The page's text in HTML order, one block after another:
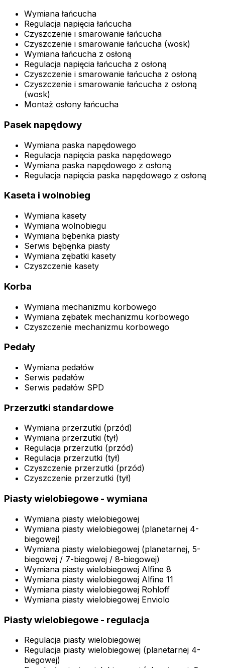
Wymiana łańcucha
Regulacja napięcia łańcucha
Czyszczenie i smarowanie łańcucha
Czyszczenie i smarowanie łańcucha (wosk)
Wymiana łańcucha z osłoną
Regulacja napięcia łańcucha z osłoną
Czyszczenie i smarowanie łańcucha z osłoną
Czyszczenie i smarowanie łańcucha z osłoną
(wosk)
Montaż osłony łańcucha
Pasek napędowy
Wymiana paska napędowego
Regulacja napięcia paska napędowego
Wymiana paska napędowego z osłoną
Regulacja napięcia paska napędowego z osłoną
Kaseta i wolnobieg
Wymiana kasety
Wymiana wolnobiegu
Wymiana bębenka piasty
Serwis bębęnka piasty
Wymiana zębatki kasety
Czyszczenie kasety
Korba
Wymiana mechanizmu korbowego
Wymiana zębatek mechanizmu korbowego
Czyszczenie mechanizmu korbowego
Pedały
Wymiana pedałów
Serwis pedałów
Serwis pedałów SPD
Przerzutki standardowe
Wymiana przerzutki (przód)
Wymiana przerzutki (tył)
Regulacja przerzutki (przód)
Regulacja przerzutki (tył)
Czyszczenie przerzutki (przód)
Czyszczenie przerzutki (tył)
Piasty wielobiegowe - wymiana
Wymiana piasty wielobiegowej
Wymiana piasty wielobiegowej (planetarnej 4-
biegowej)
Wymiana piasty wielobiegowej (planetarnej, 5-
biegowej / 7-biegowej / 8-biegowej)
Wymiana piasty wielobiegowej Alfine 8
Wymiana piasty wielobiegowej Alfine 11
Wymiana piasty wielobiegowej Rohloff
Wymiana piasty wielobiegowej Enviolo
Piasty wielobiegowe - regulacja
Regulacja piasty wielobiegowej
Regulacja piasty wielobiegowej (planetarnej 4-
biegowej)